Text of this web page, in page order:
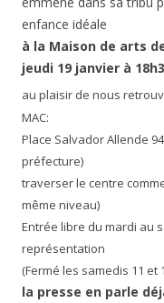
enfance idéale
à la Maison de arts
jeudi 19 janvier à
au plaisir de nous
MAC:
Place Salvador Allende
préfecture)
traverser le centre
même niveau)
Entrée libre du mardi au
représentation
(Fermé les samedis 11 et
la presse en parle